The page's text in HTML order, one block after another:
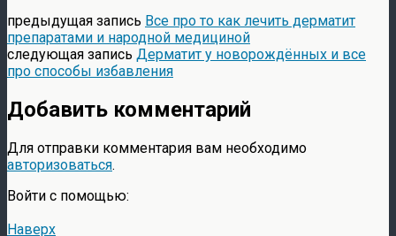
предыдущая запись Все про то как лечить дерматит
препаратами и народной медициной
следующая запись Дерматит у новорождённых и все
про способы избавления
Добавить комментарий
Для отправки комментария вам необходимо
авторизоваться.
Войти с помощью:
Наверх